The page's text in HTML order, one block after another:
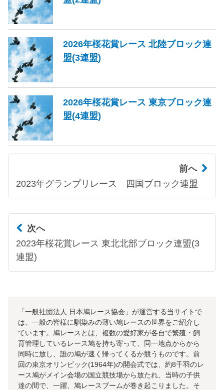
2026年桜花賞レース 北陸ブロック連
盟(3連盟)
2026年桜花賞レース 東京ブロック連
盟(4連盟)
前へ
2023年グランプリレース 四国ブロック連盟
次へ
2023年桜花賞レース 東北北部ブロック連盟(3
連盟)
「一般社団法人 日本鳩レース協会」が運営する当サイトで
は、一般の皆様に馴染みの薄い鳩レースの世界をご紹介し
ています。鳩レースとは、複数の愛好家が各自で繁殖・飼
育管理しているレース鳩を持ち寄って、同一地点からから
同時に放し、誰の鳩が速く帰ってくるか競うものです。前
回の東京オリンピック(1964年)の開会式では、約8千羽のレ
ース鳩がメイン会場の国立競技場から放たれ、当時の子供
達の間で、一躍、鳩レースブームが巻き起こりました。そ